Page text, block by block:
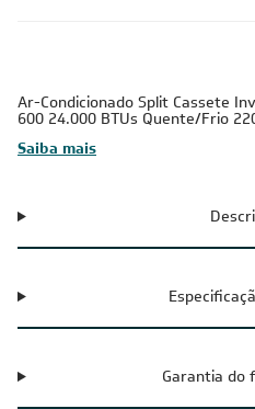
Ar-Condicionado Split Cassete
600 24.000 BTUs Quente/Frio
Saiba mais
Garantia do